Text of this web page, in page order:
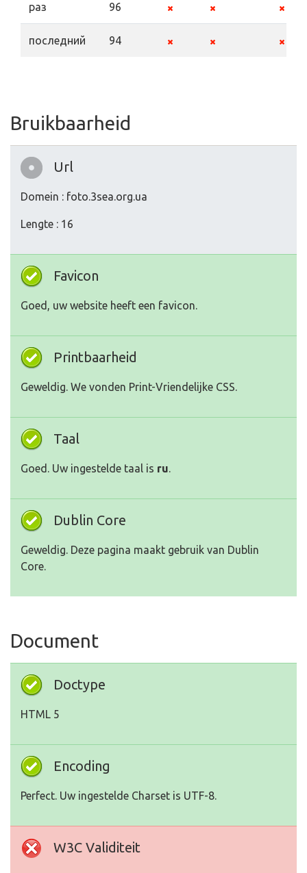
раз 96
последний 94
Bruikbaarheid
Url
Domein : foto.3sea.org.ua
Lengte : 16
Favicon
Goed, uw website heeft een favicon.
Printbaarheid
Geweldig. We vonden Print-Vriendelijke CSS.
Taal
Goed. Uw ingestelde taal is ru.
Dublin Core
Geweldig. Deze pagina maakt gebruik van Dublin
Core.
Document
Doctype
HTML 5
Encoding
Perfect. Uw ingestelde Charset is UTF-8.
W3C Validiteit